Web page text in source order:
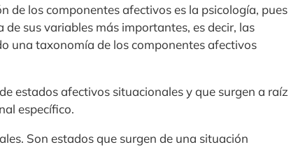
de los componentes afectivos es la psicología, pues
sus variables más importantes, es decir, las
una taxonomía de los componentes afectivos
estados afectivos situacionales y que surgen a raíz
específico.
Son estados que surgen de una situación